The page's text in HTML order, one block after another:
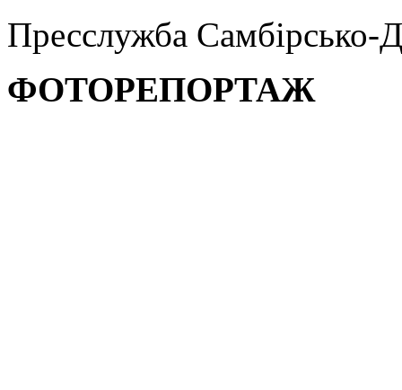
Пресслужба Самбірсько-
ФОТОРЕПОРТАЖ